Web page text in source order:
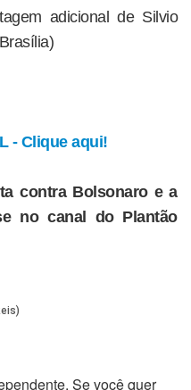
adicional de Silvio
- Clique aqui!
contra Bolsonaro e a
no canal do Plantão
Se você quer